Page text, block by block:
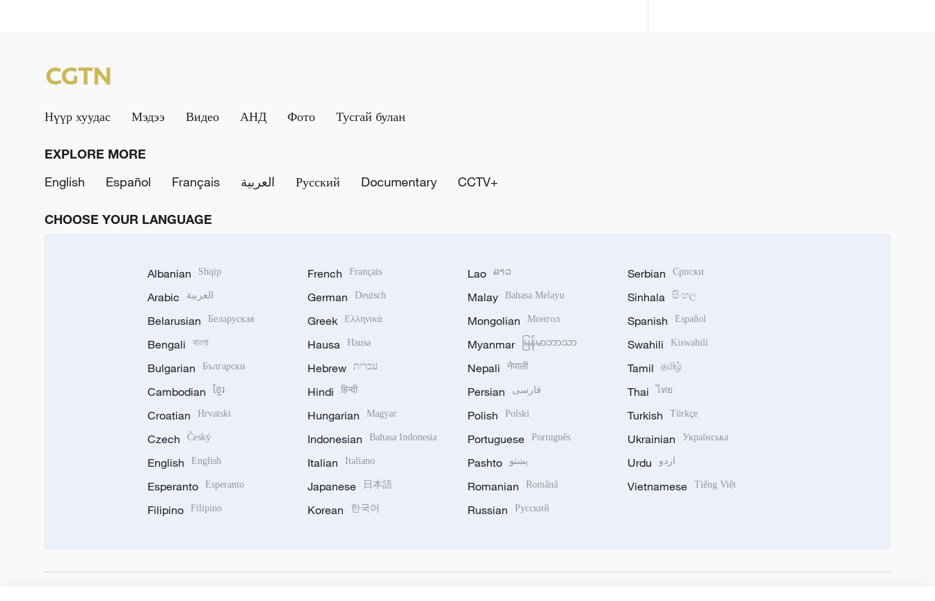
Нүүр хуудас Мэдээ Видео АНД Фото Тусгай булан
EXPLORE MORE
English
Español Français العربية Русский Documentary CCTV+
CHOOSE YOUR LANGUAGE
Albanian Shqip
Arabic العربية
Belarusian Беларуская
Bengali বাংলা
Bulgarian Български
Cambodian ខ្មែរ
Croatian Hrvatski
Czech Český
English English
Esperanto Esperanto
Filipino Filipino
French Français
German Deutsch
Greek Ελληνικά
Hausa Hausa
Hebrew עברית
Hindi हिन्दी
Hungarian Magyar
Indonesian Bahasa Indonesia
Italian Italiano
Japanese 日本語
Korean 한국어
Lao ລາວ
Malay Bahasa Melayu
Mongolian Монгол
Myanmar မြန်မာဘာသာ
Nepali नेपाली
Persian فارسی
Polish Polski
Portuguese Português
Pashto پښتو
Romanian Română
Russian Русский
Serbian Српски
Sinhala සිංහල
Spanish Español
Swahili Kiswahili
Tamil தமிழ்
Thai ไทย
Turkish Türkçe
Ukrainian Українська
Urdu اردو
Vietnamese Tiếng Việt